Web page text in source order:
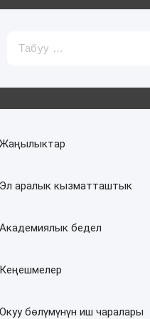
Жаңылыктар
Эл аралык кызматташтык
Академиялык бедел
Кеңешмелер
Окуу бөлүмүнүн иш чаралары